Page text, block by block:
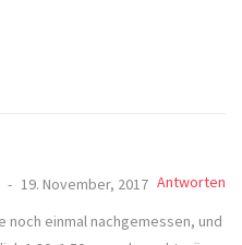
19. November, 2017 Antworten
noch einmal nachgemessen, und